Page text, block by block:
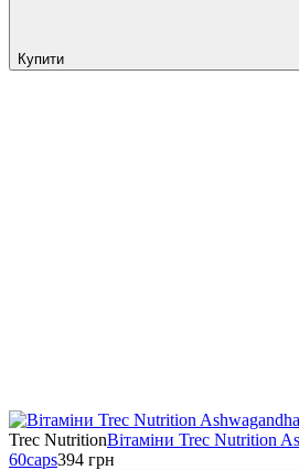
Купити
Trec NutritionВітаміни Trec Nutrition
60caps394 грн